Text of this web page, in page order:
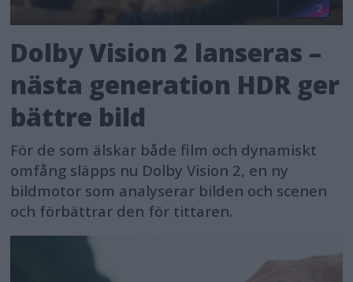
Dolby Vision 2 lanseras –
nästa generation HDR ger
bättre bild
För de som älskar både film och dynamiskt
omfång släpps nu Dolby Vision 2, en ny
bildmotor som analyserar bilden och scenen
och förbättrar den för tittaren.